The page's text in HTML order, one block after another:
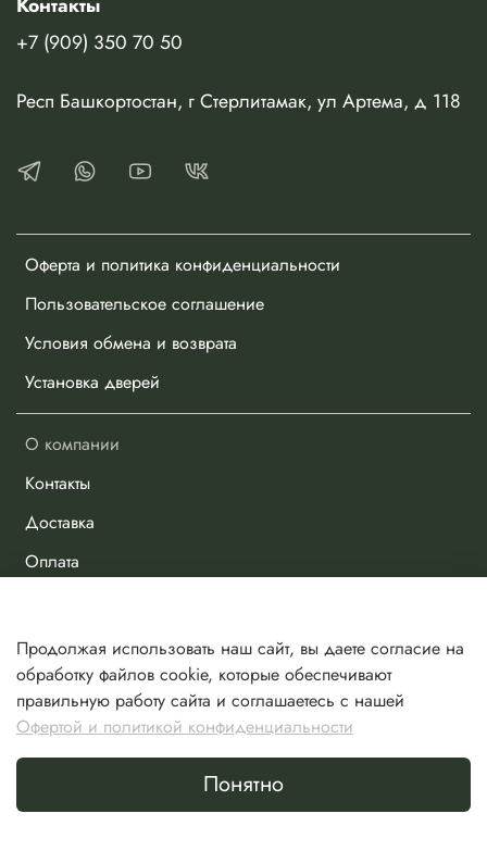
Оферта и политика конфиденциальности
Пользовательское соглашение
Условия обмена и возврата
Установка дверей
О компании
Контакты
Доставка
Оплата
Избранное
Сравнение
Корзина
Контакты
+7 (909) 350 70 50
Респ Башкортостан, г Стерлитамак, ул Артема, д 118
Сделано в Хезар
Продолжая использовать наш сайт, вы даете согласие на
обработку файлов cookie, которые обеспечивают
правильную работу сайта и соглашаетесь с нашей
Офертой и политикой конфиденциальности
Понятно